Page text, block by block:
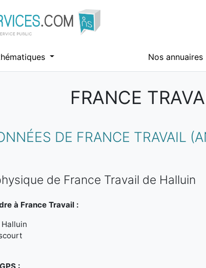
Nos annuaires
FRANCE
DE FRANCE TRAVAIL
de France Travail de Halluin
à France Travail :